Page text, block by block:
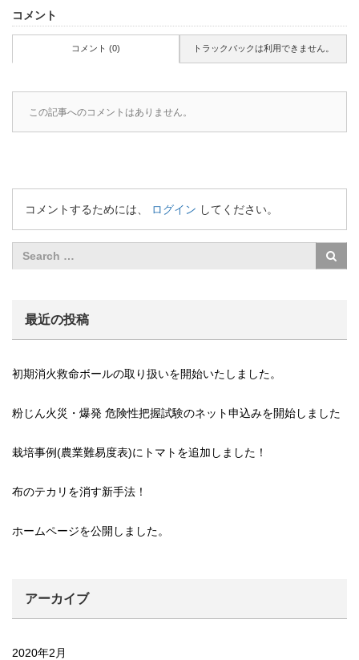
コメント
コメント (0) トラックバックは利用できません。
この記事へのコメントはありません。
コメントするためには、 ログイン してください。
最近の投稿
初期消火救命ボールの取り扱いを開始いたしました。
粉じん火災・爆発 危険性把握試験のネット申込みを開始しました
栽培事例(農業難易度表)にトマトを追加しました！
布のテカリを消す新手法！
ホームページを公開しました。
アーカイブ
2020年2月